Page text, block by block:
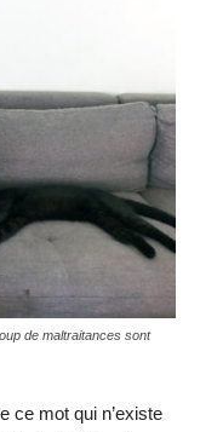
de maltraitances sont
ce mot qui n’existe